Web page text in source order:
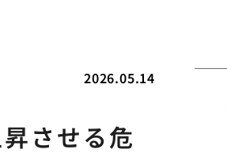
2026.05.14
させる危